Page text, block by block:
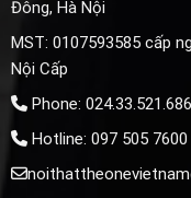
Đông, Hà Nội
MST: 0107593585 cấp
Nội Cấp
Phone: 024.33.521.686
Hotline: 097 505 7600